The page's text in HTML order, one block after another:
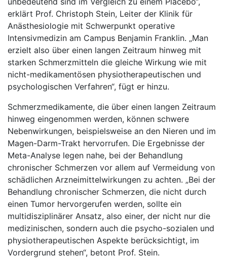
erklärt Prof. Christoph Stein, Leiter der Klinik für
Anästhesiologie mit Schwerpunkt operative
Intensivmedizin am Campus Benjamin Franklin. „Man
erzielt also über einen langen Zeitraum hinweg mit
starken Schmerzmitteln die gleiche Wirkung wie mit
nicht-medikamentösen physiotherapeutischen und
psychologischen Verfahren“, fügt er hinzu.
Schmerzmedikamente, die über einen langen Zeitraum
hinweg eingenommen werden, können schwere
Nebenwirkungen, beispielsweise an den Nieren und im
Magen-Darm-Trakt hervorrufen. Die Ergebnisse der
Meta-Analyse legen nahe, bei der Behandlung
chronischer Schmerzen vor allem auf Vermeidung von
schädlichen Arzneimittelwirkungen zu achten. „Bei der
Behandlung chronischer Schmerzen, die nicht durch
einen Tumor hervorgerufen werden, sollte ein
multidisziplinärer Ansatz, also einer, der nicht nur die
medizinischen, sondern auch die psycho-sozialen und
physiotherapeutischen Aspekte berücksichtigt, im
Vordergrund stehen“, betont Prof. Stein.